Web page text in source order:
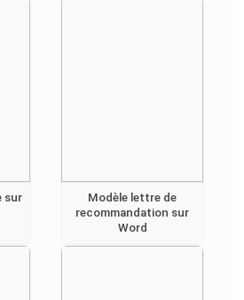
sur
Modèle lettre de
recommandation sur
Word